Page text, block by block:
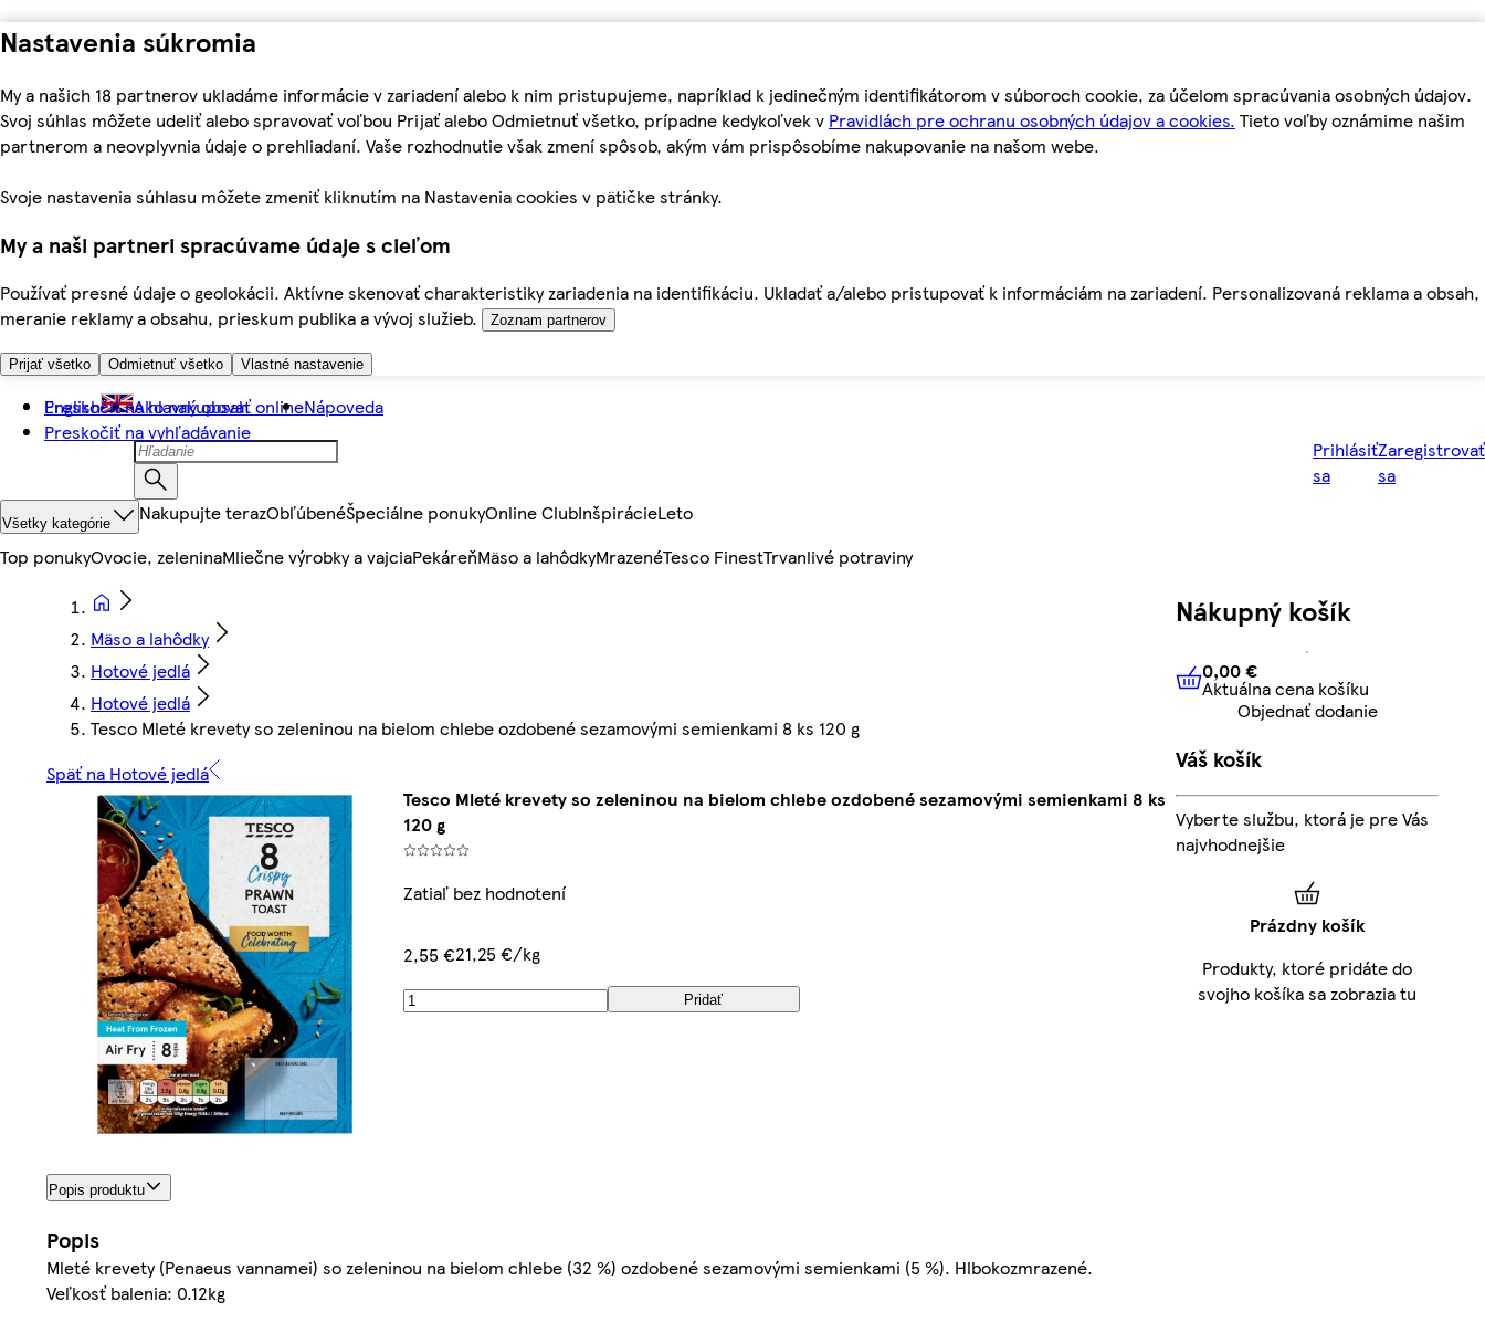
Nastavenia súkromia
My a našich 18 partnerov ukladáme informácie v zariadení alebo k nim pristupujeme, napríklad k jedinečným identifikátorom v súboroch cookie, za účelom spracúvania osobných údajov.
Svoj súhlas môžete udeliť alebo spravovať voľbou Prijať alebo Odmietnuť všetko, prípadne kedykoľvek v Pravidlách pre ochranu osobných údajov a cookies. Tieto voľby oznámime našim
partnerom a neovplyvnia údaje o prehliadaní. Vaše rozhodnutie však zmení spôsob, akým vám prispôsobíme nakupovanie na našom webe.
Svoje nastavenia súhlasu môžete zmeniť kliknutím na Nastavenia cookies v pätičke stránky.
My a naši partneri spracúvame údaje s cieľom
Používať presné údaje o geolokácii. Aktívne skenovať charakteristiky zariadenia na identifikáciu. Ukladať a/alebo pristupovať k informáciám na zariadení. Personalizovaná reklama a obsah,
meranie reklamy a obsahu, prieskum publika a vývoj služieb.
Zoznam partnerov
Prijať všetko Odmietnuť všetko Vlastné nastavenie
Preskočiť na hlavný obsah
Preskočiť na vyhľadávanie
English Ako nakupovať onlineNápoveda
Prihlásiť
sa
Zaregistrovať
sa
Všetky kategórie Nakupujte terazObľúbenéŠpeciálne ponukyOnline ClubInšpirácieLeto
Top ponukyOvocie, zeleninaMliečne výrobky a vajciaPekáreňMäso a lahôdkyMrazenéTesco FinestTrvanlivé potraviny
Mäso a lahôdky
Hotové jedlá
Hotové jedlá
Tesco Mleté krevety so zeleninou na bielom chlebe ozdobené sezamovými semienkami 8 ks 120 g
Späť na Hotové jedlá
Tesco Mleté krevety so zeleninou na bielom chlebe ozdobené sezamovými semienkami 8 ks
120 g
Zatiaľ bez hodnotení
2,55 €21,25 €/kg
Pridať
Popis produktu
Popis
Mleté krevety (Penaeus vannamei) so zeleninou na bielom chlebe (32 %) ozdobené sezamovými semienkami (5 %). Hlbokozmrazené.
Veľkosť balenia: 0.12kg
Nákupný košík
0,00 € Aktuálna cena košíku
0,00 €
Aktuálna cena košíku
Objednať dodanie
Váš košík
Vyberte službu, ktorá je pre Vás
najvhodnejšie
Prázdny košík
Produkty, ktoré pridáte do
svojho košíka sa zobrazia tu